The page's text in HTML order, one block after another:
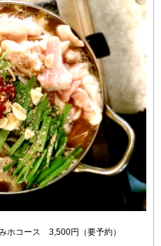
ホコース 3,500円（要予約）